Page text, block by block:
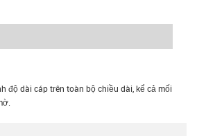
độ dài cáp trên toàn bộ chiều dài, kể cả mối